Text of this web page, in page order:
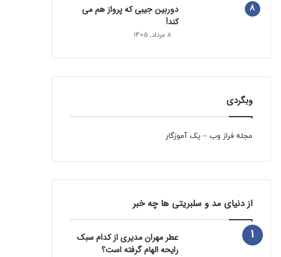
دوربین جیبی که پرواز هم می‌
کند!
8 مرداد, 1405
وبگردی
مجله فراز وب –یک آموزگار
از دنیای مد و سلبریتی ها چه خبر
عطر مهران مدیری از کدام سبک
رایحه الهام گرفته است؟